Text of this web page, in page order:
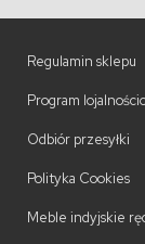
Regulamin sklepu
Program
Odbiór przesyłki
Polityka Cookies
Meble indyjskie